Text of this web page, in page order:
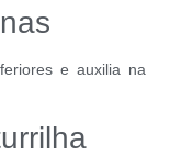
e auxilia na